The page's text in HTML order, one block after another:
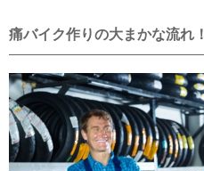
痛バイク作りの大まかな流れ！